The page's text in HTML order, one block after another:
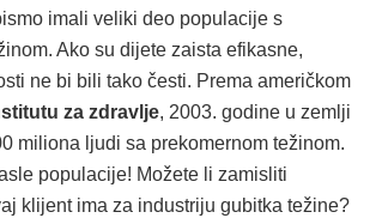
imali veliki deo populacije s
Ako su dijete zaista efikasne,
ne bi bili tako česti. Prema američkom
za zdravlje, 2003. godine u zemlji
miliona ljudi sa prekomernom težinom.
populacije! Možete li zamisliti
klijent ima za industriju gubitka težine?